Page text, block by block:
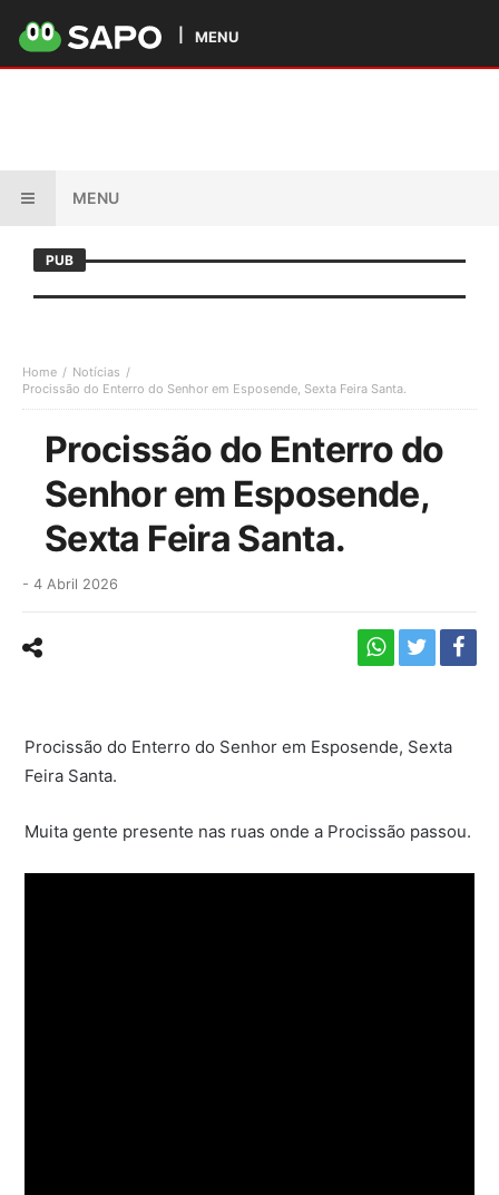
MENU
MENU
PUB
Home
Notícias
Procissão do Enterro do Senhor em Esposende, Sexta Feira Santa.
Procissão do Enterro do
Senhor em Esposende,
Sexta Feira Santa.
- 4 Abril 2026
Procissão do Enterro do Senhor em Esposende, Sexta
Feira Santa.
Muita gente presente nas ruas onde a Procissão passou.